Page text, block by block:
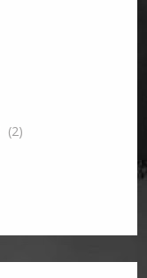
(2)